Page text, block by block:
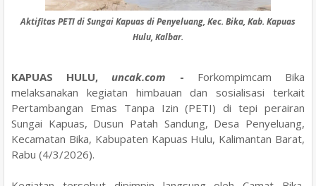
Aktifitas PETI di Sungai Kapuas di Penyeluang, Kec. Bika, Kab. Kapuas
Hulu, Kalbar.
KAPUAS HULU,uncak.com - Forkompimcam Bika
melaksanakan kegiatan himbauan dan sosialisasi terkait
Pertambangan Emas Tanpa Izin (PETI) di tepi perairan
Sungai Kapuas, Dusun Patah Sandung, Desa Penyeluang,
Kecamatan Bika, Kabupaten Kapuas Hulu, Kalimantan Barat,
Rabu (4/3/2026).